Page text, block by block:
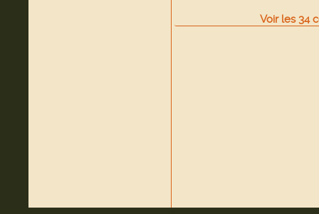
Voir les34